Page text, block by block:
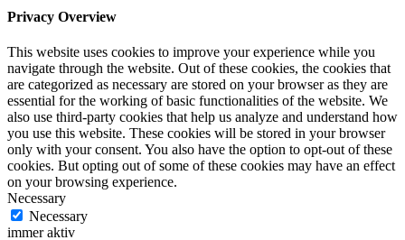
Privacy Overview
This website uses cookies to improve your experience while you
navigate through the website. Out of these cookies, the cookies that
are categorized as necessary are stored on your browser as they are
essential for the working of basic functionalities of the website. We
also use third-party cookies that help us analyze and understand how
you use this website. These cookies will be stored in your browser
only with your consent. You also have the option to opt-out of these
cookies. But opting out of some of these cookies may have an effect
on your browsing experience.
Necessary
Necessary
immer aktiv